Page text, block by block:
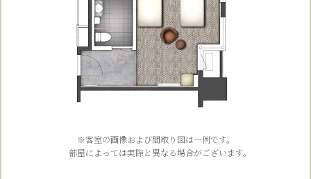
※客室の画像および間取り図は一例です。
部屋によっては実際と異なる場合がございます。